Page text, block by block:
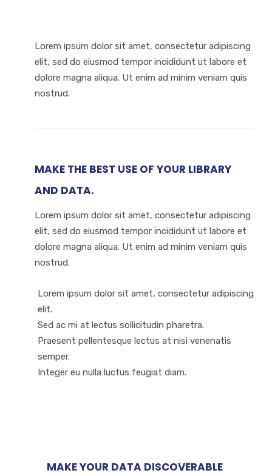
Lorem ipsum dolor sit amet, consectetur adipiscing
elit, sed do eiusmod tempor incididunt ut labore et
dolore magna aliqua. Ut enim ad minim veniam quis
nostrud.
MAKE THE BEST USE OF YOUR LIBRARY
AND DATA.
Lorem ipsum dolor sit amet, consectetur adipiscing
elit, sed do eiusmod tempor incididunt ut labore et
dolore magna aliqua. Ut enim ad minim veniam quis
nostrud.
Lorem ipsum dolor sit amet, consectetur adipiscing
elit.
Sed ac mi at lectus sollicitudin pharetra.
Praesent pellentesque lectus at nisi venenatis
semper.
Integer eu nulla luctus feugiat diam.
MAKE YOUR DATA DISCOVERABLE